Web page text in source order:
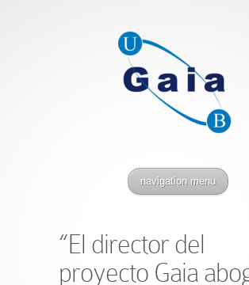
navigation menu
“El director del
proyecto Gaia